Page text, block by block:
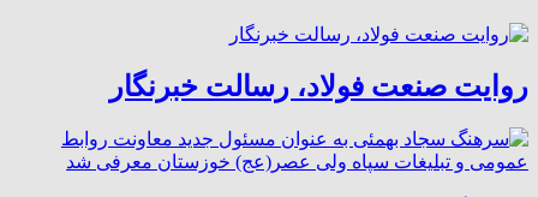
روایت صنعت فولاد،‌ رسالت خبرنگار